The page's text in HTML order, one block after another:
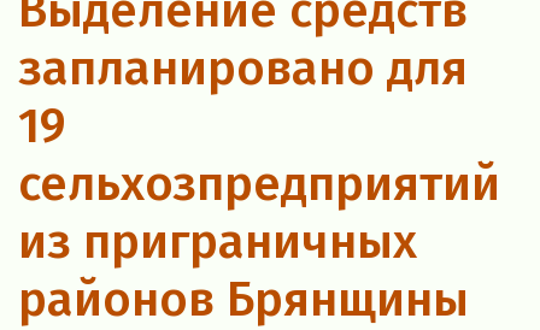
запланировано для
19
сельхозпредприятий
из приграничных
районов Брянщины